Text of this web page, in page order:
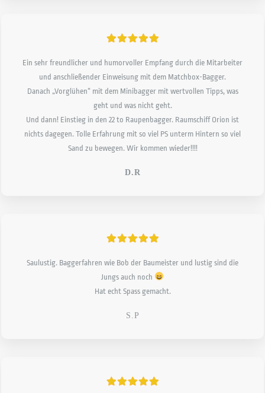
Ein sehr freundlicher und humorvoller Empfang durch die Mitarbeiter
und anschließender Einweisung mit dem Matchbox-Bagger.
Danach „Vorglühen“ mit dem Minibagger mit wertvollen Tipps, was
geht und was nicht geht.
Und dann! Einstieg in den 22 to Raupenbagger. Raumschiff Orion ist
nichts dagegen. Tolle Erfahrung mit so viel PS unterm Hintern so viel
Sand zu bewegen. Wir kommen wieder!!!!
D.R
Saulustig. Baggerfahren wie Bob der Baumeister und lustig sind die
Jungs auch noch
Hat echt Spass gemacht.
S.P